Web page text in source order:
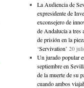
La Audiencia de
expresidente de
exconsejero de
de Andalucía a tres
de prisión en la
‘Servivation’ 20
Un jurado popular
septiembre en
de la muerte de su
cuando ambos